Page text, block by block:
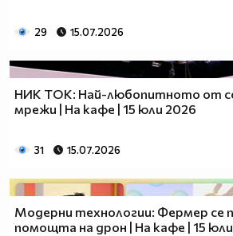
29 15.07.2026
НИК ТОК: Най-любопитното от
мрежи | На кафе | 15 юли 2026
31 15.07.2026
Модерни технологии: Фермер се
помощта на дрон | На кафе | 15